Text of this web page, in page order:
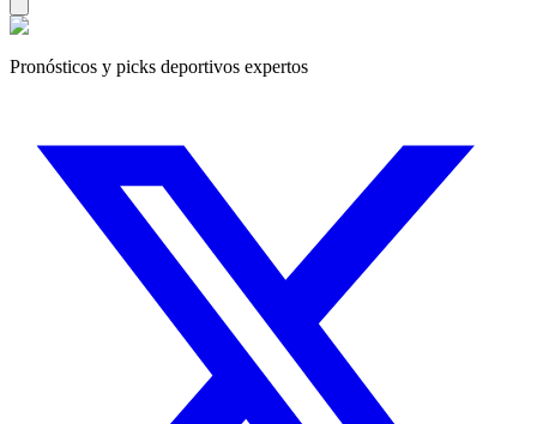
Pronósticos y picks deportivos expertos